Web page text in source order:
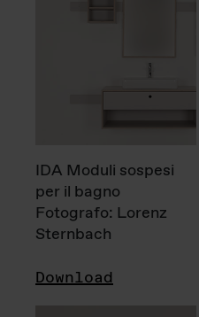
IDA Moduli sospesi
per il bagno
Fotografo: Lorenz
Sternbach
Download